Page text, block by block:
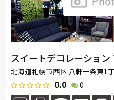
スイートデコレーショ
北海道札幌市西区 八軒一条東1
0.0 0